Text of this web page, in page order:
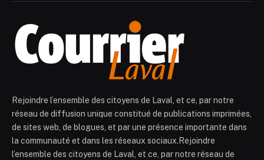
Rejoindre l’ensemble des citoyens de Laval, et ce, par notre
réseau de diffusion unique constitué de publications imprimées,
de sites web, de blogues, et par une présence importante dans
la communauté et dans les réseaux sociaux.Rejoindre
l’ensemble des citoyens de Laval, et ce, par notre réseau de